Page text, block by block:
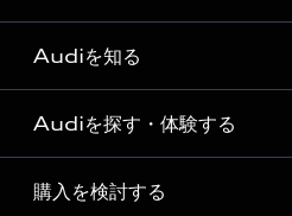
Audiを知る
Audi ブランド
Story of Progress
Audiを探す・体験する
ディーラー検索
購入を検討する